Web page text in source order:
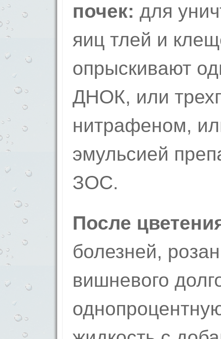
почек: для
яиц тлей и
опрыскивают
ДНОК, или
нитрафеном,
эмульсией
ЗОС.
После
болезней,
вишневого